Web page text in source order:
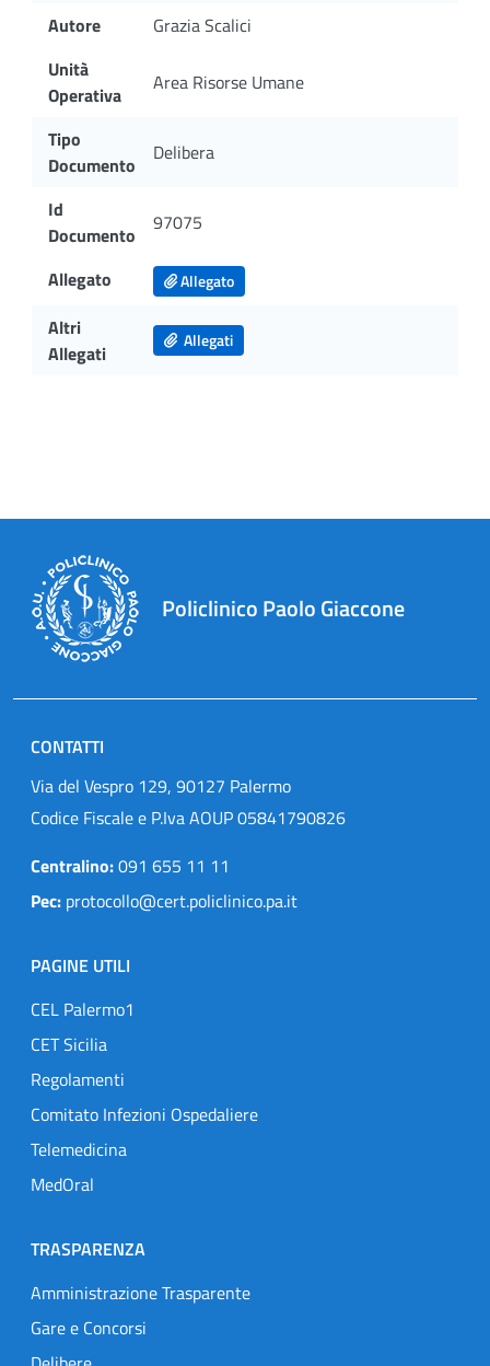
Autore
Grazia Scalici
Unità
Operativa
Area Risorse Umane
Tipo
Documento
Delibera
Id
Documento
97075
Allegato Allegato
Altri
Allegati
Allegati
Policlinico Paolo Giaccone
CONTATTI
Via del Vespro 129, 90127 Palermo
Codice Fiscale e P.Iva AOUP 05841790826
Centralino:091 655 11 11
Pec: protocollo@cert.policlinico.pa.it
PAGINE UTILI
CEL Palermo1
CET Sicilia
Regolamenti
Comitato Infezioni Ospedaliere
Telemedicina
MedOral
TRASPARENZA
Amministrazione Trasparente
Gare e Concorsi